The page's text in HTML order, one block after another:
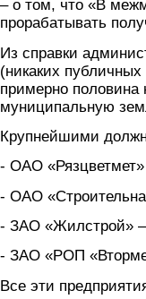
– о том, что «В
прорабатывать
Из справки
(никаких
примерно половина
муниципальную
Крупнейшими
- ОАО
- ОАО
- ЗАО «Жилстрой»
- ЗАО «РОП
Все эти